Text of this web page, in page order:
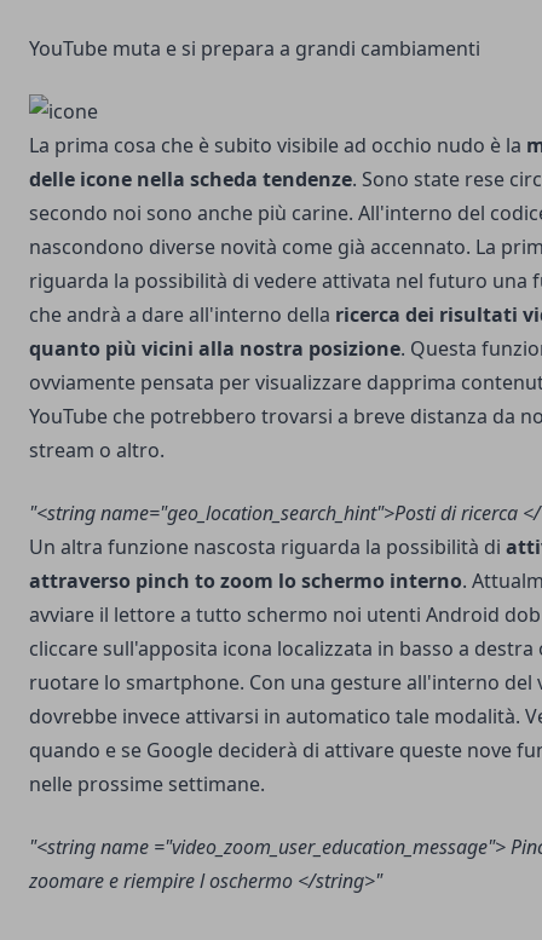
YouTube muta e si prepara a grandi cambiamenti
La prima cosa che è subito visibile ad occhio nudo è la
delle icone nella scheda tendenze. Sono state rese
secondo noi sono anche più carine. All'interno del
nascondono diverse novità come già accennato. La
riguarda la possibilità di vedere attivata nel futuro una
che andrà a dare all'interno della ricerca dei risultati
quanto più vicini alla nostra posizione. Questa
ovviamente pensata per visualizzare dapprima
YouTube che potrebbero trovarsi a breve distanza da
stream o altro.
"<string name="geo_location_search_hint">Posti di ricerca
Un altra funzione nascosta riguarda la possibilità di
attraverso pinch to zoom lo schermo interno.
avviare il lettore a tutto schermo noi utenti Android
cliccare sull'apposita icona localizzata in basso a
ruotare lo smartphone. Con una gesture all'interno del
dovrebbe invece attivarsi in automatico tale modalità.
quando e se Google deciderà di attivare queste nove
nelle prossime settimane.
"<string name ="video_zoom_user_education_message">
zoomare e riempire l oschermo </string>"